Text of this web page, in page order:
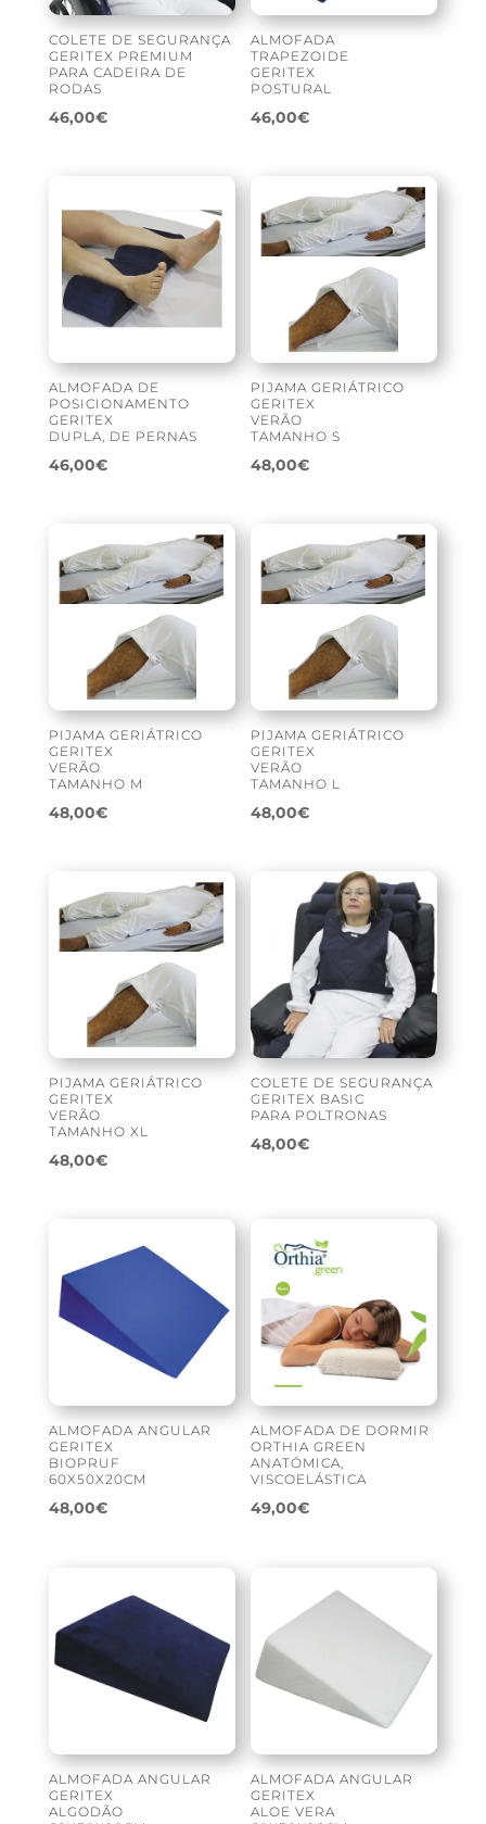
COLETE DE SEGURANÇA
GERITEX PREMIUM
PARA CADEIRA DE
RODAS
46,00€
ALMOFADA
TRAPEZOIDE
GERITEX
POSTURAL
46,00€
ALMOFADA DE
POSICIONAMENTO
GERITEX
DUPLA, DE PERNAS
46,00€
PIJAMA GERIÁTRICO
GERITEX
VERÃO
TAMANHO S
48,00€
PIJAMA GERIÁTRICO
GERITEX
VERÃO
TAMANHO M
48,00€
PIJAMA GERIÁTRICO
GERITEX
VERÃO
TAMANHO L
48,00€
PIJAMA GERIÁTRICO
GERITEX
VERÃO
TAMANHO XL
48,00€
COLETE DE SEGURANÇA
GERITEX BASIC
PARA POLTRONAS
48,00€
ALMOFADA ANGULAR
GERITEX
BIOPRUF
60X50X20CM
48,00€
ALMOFADA DE DORMIR
ORTHIA GREEN
ANATÓMICA,
VISCOELÁSTICA
49,00€
ALMOFADA ANGULAR
GERITEX
ALGODÃO
ALMOFADA ANGULAR
GERITEX
ALOE VERA